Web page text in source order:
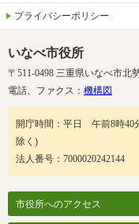
プライバシーポリシー
いなべ市役所
〒511-0498 三重県いなべ市北
電話、ファクス： 機構図
開庁時間：平日 午前8時40
除く)
法人番号：7000020242144
市役所へのアクセス